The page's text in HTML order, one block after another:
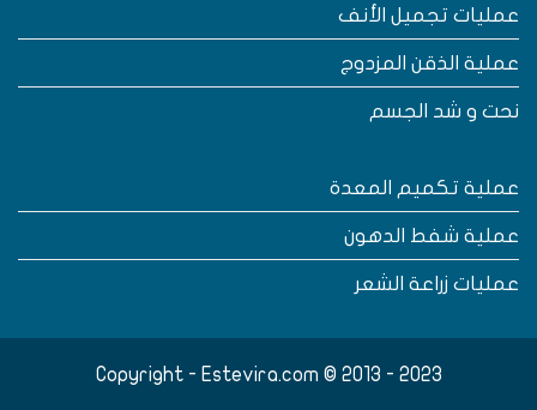
تجميل الأنف
الذقن المزدوج
و شد الجسم
تكميم المعدة
شفط الدهون
زراعة الشعر
Copyright - Estevira.com © 2013 - 2023